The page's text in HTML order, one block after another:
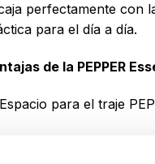
perfectamente con
para el día a día.
de la PEPPER
Espacio para el traje